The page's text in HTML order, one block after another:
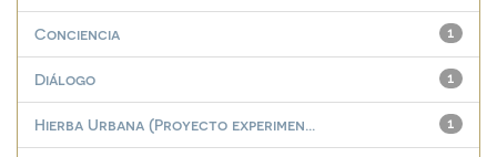
1
Conciencia
1
Diálogo
1
Hierba Urbana (Proyecto experimen...